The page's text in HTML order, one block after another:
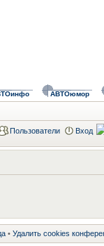
АВТОюмор
Пользователи Вход
• Удалить cookies